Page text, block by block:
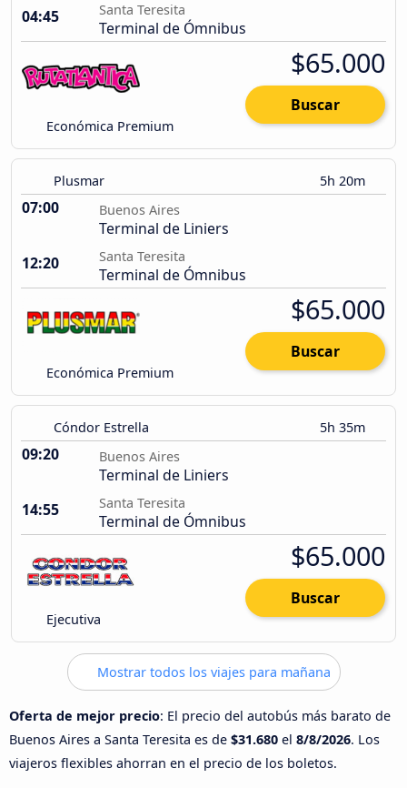
04:45
Santa Teresita
Terminal de Ómnibus
Económica Premium
$65.000
Buscar
Plusmar 5h 20m
07:00 Buenos Aires
Terminal de Liniers
12:20
Santa Teresita
Terminal de Ómnibus
Económica Premium
$65.000
Buscar
Cóndor Estrella 5h 35m
09:20 Buenos Aires
Terminal de Liniers
14:55
Santa Teresita
Terminal de Ómnibus
Ejecutiva
$65.000
Buscar
Mostrar todos los viajes para mañana
Oferta de mejor precio: El precio del autobús más barato de
Buenos Aires a Santa Teresita es de $31.680 el 8/8/2026. Los
viajeros flexibles ahorran en el precio de los boletos.